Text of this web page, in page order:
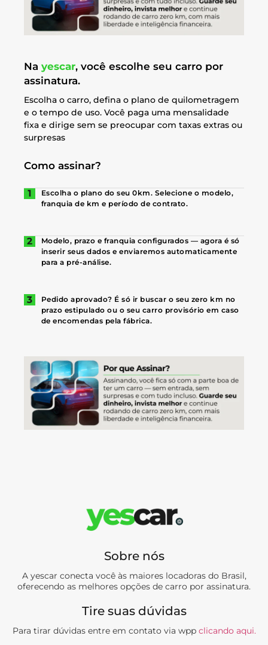
Na yescar, você escolhe seu carro por
assinatura.
Escolha o carro, defina o plano de quilometragem
e o tempo de uso. Você paga uma mensalidade
fixa e dirige sem se preocupar com taxas extras ou
surpresas
Como assinar?
Escolha o plano do seu 0km. Selecione o modelo,
franquia de km e período de contrato.
Modelo, prazo e franquia configurados — agora é só
inserir seus dados e enviaremos automaticamente
para a pré-análise.
Pedido aprovado? É só ir buscar o seu zero km no
prazo estipulado ou o seu carro provisório em caso
de encomendas pela fábrica.
Sobre nós
A yescar conecta você às maiores locadoras do Brasil,
oferecendo as melhores opções de carro por assinatura.
Tire suas dúvidas
Para tirar dúvidas entre em contato via wpp clicando aqui.